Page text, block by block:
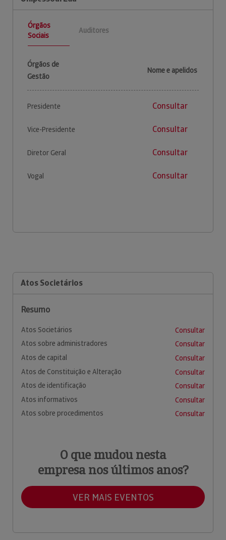
Órgãos
Sociais
Auditores
Órgãos de
Gestão
Nome e apelidos
Presidente Consultar
Vice-Presidente Consultar
Diretor Geral Consultar
Vogal Consultar
Atos Societários
Resumo
Atos Societários
Consultar
Atos sobre administradores
Consultar
Atos de capital
Consultar
Atos de Constituição e Alteração
Consultar
Atos de identificação
Consultar
Atos informativos
Consultar
Atos sobre procedimentos
Consultar
O que mudou nesta
empresa nos últimos anos?
VER MAIS EVENTOS